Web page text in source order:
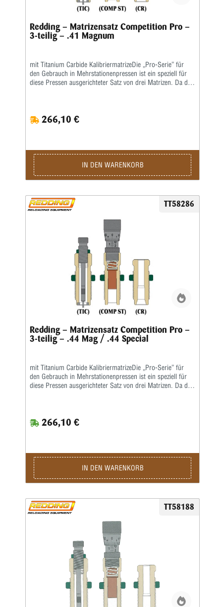
Redding – Matrizensatz Competition Pro –
3-teilig – .41 Magnum
mit Titanium Carbide KalibriermatrizeDie „Pro-Serie” für
den Gebrauch in Mehrstationenpressen ist ein speziell für
diese Pressen ausgerichteter Satz von drei Matrizen. Da die
hervorragende Redding-Titaniumkarbidmatrize enthalten,
die komplett mit Ausstoßer geliefert wird. Die richtige
in der „Pro-Serie” nur für das Setzen des Geschosses, nicht
für das anschließende Crimpen, ausgelegt. Für das Bördeln
wiederum enthält der Matrizensatz die Redding-
Profilcrimpmatrize (P) oder Taper Crimp-Matrizen (T).
266,10 €
IN DEN WARENKORB
TT58286
Redding – Matrizensatz Competition Pro –
3-teilig – .44 Mag / .44 Special
mit Titanium Carbide KalibriermatrizeDie „Pro-Serie” für
den Gebrauch in Mehrstationenpressen ist ein speziell für
diese Pressen ausgerichteter Satz von drei Matrizen. Da die
hervorragende Redding-Titaniumkarbidmatrize enthalten,
die komplett mit Ausstoßer geliefert wird. Die richtige
in der „Pro-Serie” nur für das Setzen des Geschosses, nicht
für das anschließende Crimpen, ausgelegt. Für das Bördeln
wiederum enthält der Matrizensatz die Redding-
Profilcrimpmatrize (P) oder Taper Crimp-Matrizen (T).
266,10 €
IN DEN WARENKORB
TT58188